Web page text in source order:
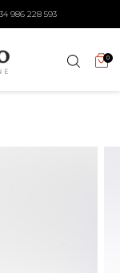
986 228 593
0